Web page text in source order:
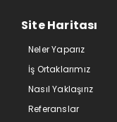
Site Haritası
Neler Yaparız
İş Ortaklarımız
Nasıl Yaklaşırız
Referanslar